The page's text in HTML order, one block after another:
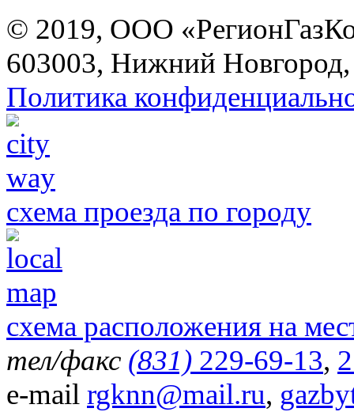
© 2019, ООО
603003, Нижний
Политика
схема проезда по городу
схема расположения на
тел/факс (831) 229-69-13,
e-mail rgknn@mail.ru,